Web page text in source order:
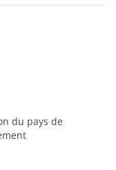
du pays de